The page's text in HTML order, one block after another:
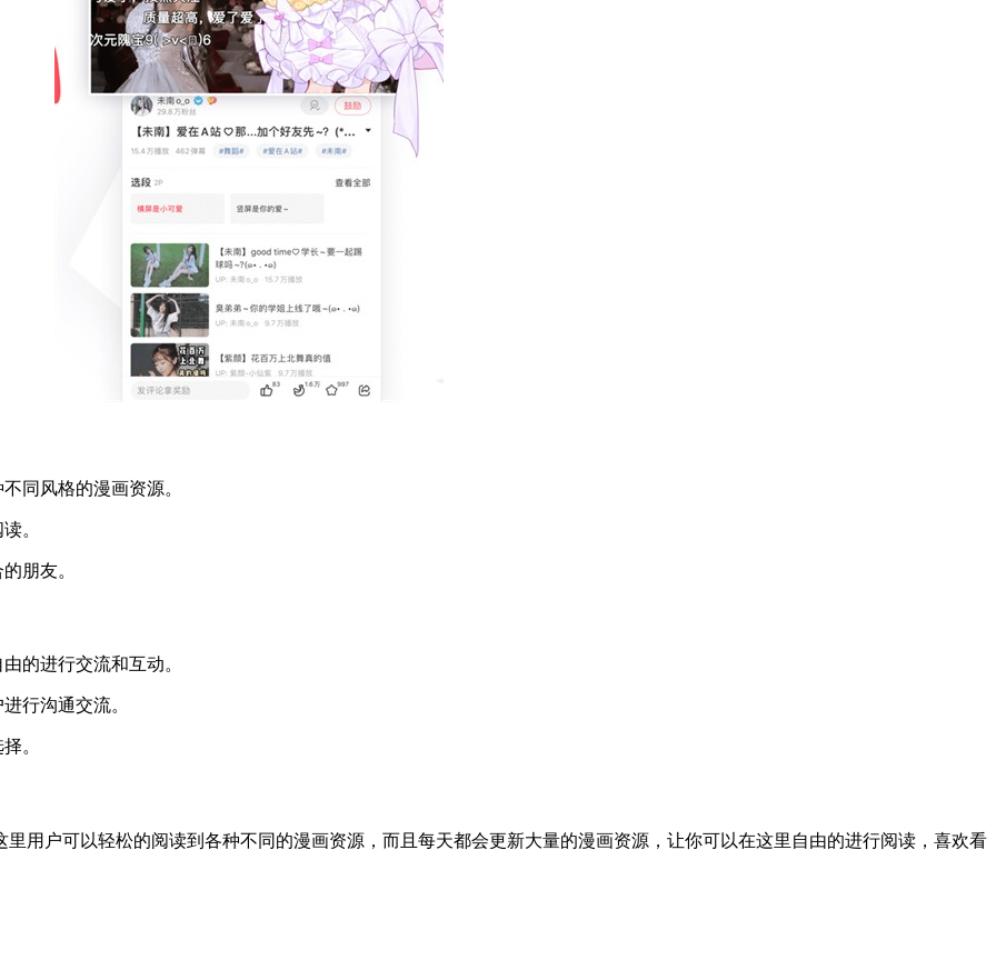
风格的漫画资源。
。
朋友。
进行交流和互动。
行沟通交流。
。
户可以轻松的阅读到各种不同的漫画资源，而且每天都会更新大量的漫画资源，让你可以在这里自由的进行阅读，喜欢看